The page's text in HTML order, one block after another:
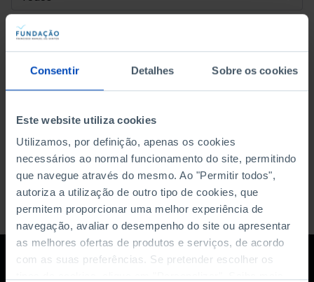
Consentir Detalhes Sobre os cookies
Este website utiliza cookies
Utilizamos, por definição, apenas os cookies
necessários ao normal funcionamento do site, permitindo
que navegue através do mesmo. Ao "Permitir todos",
autoriza a utilização de outro tipo de cookies, que
permitem proporcionar uma melhor experiência de
navegação, avaliar o desempenho do site ou apresentar
as melhores ofertas de produtos e serviços, de acordo
com as suas preferências. Se pretender escolher os
DATA DE INÍCIO
DATA DE FIM